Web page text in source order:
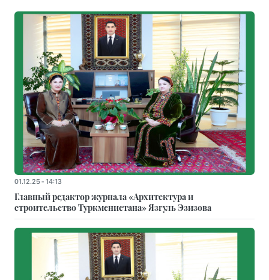
01.12.25 - 14:13
Главный редактор журнала «Архитектура и
строительство Туркменистана» Язгуль Эзизова